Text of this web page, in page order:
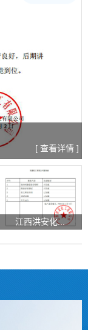
[ 查看详情 ]
江西洪安化...